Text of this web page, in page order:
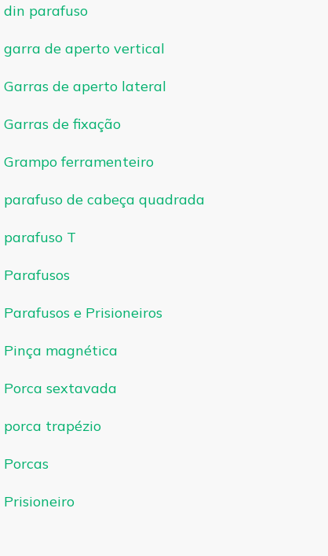
din parafuso
garra de aperto vertical
Garras de aperto lateral
Garras de fixação
Grampo ferramenteiro
parafuso de cabeça quadrada
parafuso T
Parafusos
Parafusos e Prisioneiros
Pinça magnética
Porca sextavada
porca trapézio
Porcas
Prisioneiro